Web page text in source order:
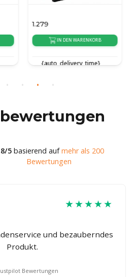
1.279
IN DEN WARENKORB
{auto_delivery_time}
5basierend aufmehr als 200
Bewertungen
★★★★★
und bezauberndes
Produkt.
Bewertungen